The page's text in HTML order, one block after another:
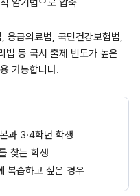
암기법으로 압축
응급의료법, 국민건강보험법,
법 등 국시 출제 빈도가 높은
가능합니다.
과 3·4학년 학생
찾는 학생
복습하고 싶은 경우